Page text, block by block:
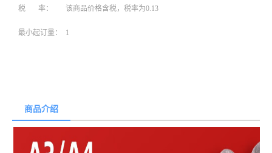
税 率： 该商品价格含税，税率为0.13
最小起订量： 1
商品介绍